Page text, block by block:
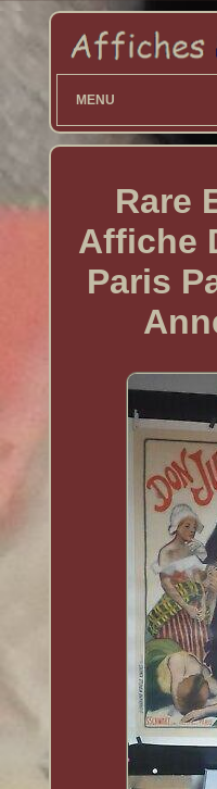
MENU
Rare
Affiche
Paris